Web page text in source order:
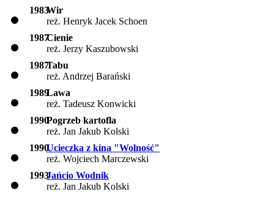
1983Wir
reż. Henryk Jacek Schoen
1987Cienie
reż. Jerzy Kaszubowski
1987Tabu
reż. Andrzej Barański
1989Lawa
reż. Tadeusz Konwicki
1990Pogrzeb kartofla
reż. Jan Jakub Kolski
1990Ucieczka z kina "Wolność"
reż. Wojciech Marczewski
1993Jańcio Wodnik
reż. Jan Jakub Kolski